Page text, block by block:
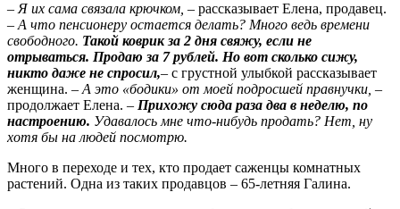
–Я их сама связала крючком, – рассказывает Елена, продавец.
–А что пенсионеру остается делать? Много ведь времени
свободного. Такой коврик за 2 дня свяжу, если не
отрываться. Продаю за 7 рублей. Но вот сколько сижу,
никто даже не спросил,– с грустной улыбкой рассказывает
женщина. –А это «бодики» от моей подросшей правнучки, –
продолжает Елена. – Прихожу сюда раза два в неделю, по
настроению. Удавалось мне что-нибудь продать? Нет, ну
хотя бы на людей посмотрю.
Много в переходе и тех, кто продает саженцы комнатных
растений. Одна из таких продавцов – 65-летняя Галина.